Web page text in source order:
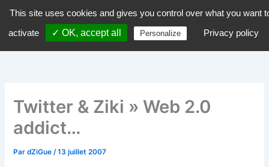
contenu
dZiGue
Twitter & Ziki » Web 2.0
addict…
PardZiGue/13 juillet 2007
This site uses cookies and gives you control over what you want
activate
✓ OK, accept all Personalize Privacy policy